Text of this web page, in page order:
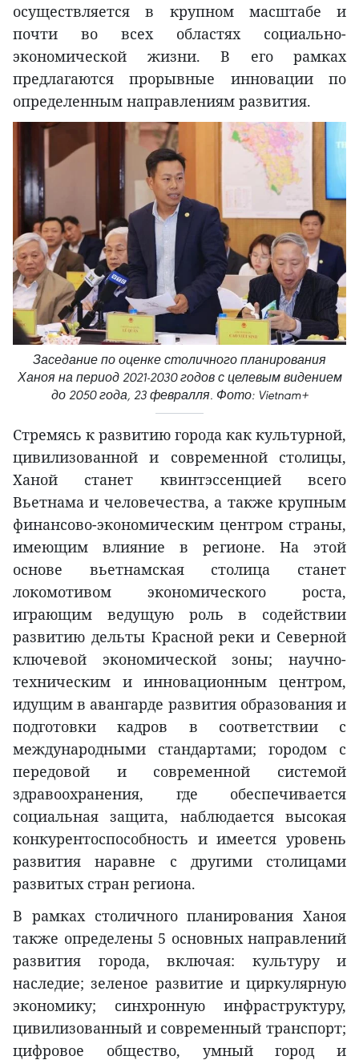
осуществляется в крупном масштабе и
почти во всех областях социально-
экономической жизни. В его рамках
предлагаются прорывные инновации по
определенным направлениям развития.
Заседание по оценке столичного планирования
Ханоя на период 2021-2030 годов с целевым видением
до 2050 года, 23 февралля. Фото: Vietnam+
Стремясь к развитию города как культурной,
цивилизованной и современной столицы,
Ханой станет квинтэссенцией всего
Вьетнама и человечества, а также крупным
финансово-экономическим центром страны,
имеющим влияние в регионе. На этой
основе вьетнамская столица станет
локомотивом экономического роста,
играющим ведущую роль в содействии
развитию дельты Красной реки и Северной
ключевой экономической зоны; научно-
техническим и инновационным центром,
идущим в авангарде развития образования и
подготовки кадров в соответствии с
международными стандартами; городом с
передовой и современной системой
здравоохранения, где обеспечивается
социальная защита, наблюдается высокая
конкурентоспособность и имеется уровень
развития наравне с другими столицами
развитых стран региона.
В рамках столичного планирования Ханоя
также определены 5 основных направлений
развития города, включая: культуру и
наследие; зеленое развитие и циркулярную
экономику; синхронную инфраструктуру,
цивилизованный и современный транспорт;
цифровое общество, умный город и